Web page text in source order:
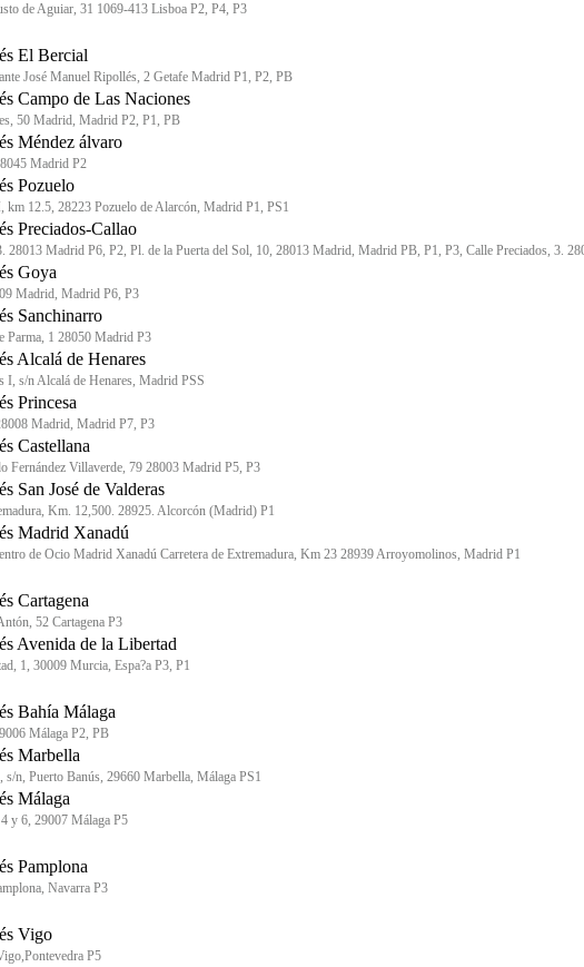
de Aguiar, 31 1069-413 Lisboa P2, P4, P3
El Bercial
José Manuel Ripollés, 2 Getafe Madrid P1, P2, PB
Campo de Las Naciones
50 Madrid, Madrid P2, P1, PB
Méndez álvaro
Madrid P2
Pozuelo
km 12.5, 28223 Pozuelo de Alarcón, Madrid P1, PS1
Preciados-Callao
28013 Madrid P6, P2, Pl. de la Puerta del Sol, 10, 28013 Madrid, Madrid PB, P1, P3, Calle Preciados, 3.
Goya
Madrid, Madrid P6, P3
Sanchinarro
Parma, 1 28050 Madrid P3
Alcalá de Henares
I, s/n Alcalá de Henares, Madrid PSS
Princesa
Madrid, Madrid P7, P3
Castellana
Fernández Villaverde, 79 28003 Madrid P5, P3
San José de Valderas
Km. 12,500. 28925. Alcorcón (Madrid) P1
Madrid Xanadú
de Ocio Madrid Xanadú Carretera de Extremadura, Km 23 28939 Arroyomolinos, Madrid P1
Cartagena
52 Cartagena P3
Avenida de la Libertad
1, 30009 Murcia, Espa?a P3, P1
Bahía Málaga
Málaga P2, PB
Marbella
s/n, Puerto Banús, 29660 Marbella, Málaga PS1
Málaga
y 6, 29007 Málaga P5
Pamplona
Navarra P3
Vigo
P5